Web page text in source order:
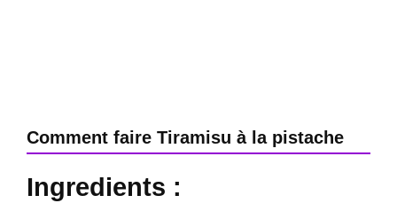
Comment faire Tiramisu à la pistache
Ingredients :